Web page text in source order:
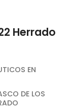
Herrado
EN
DE LOS